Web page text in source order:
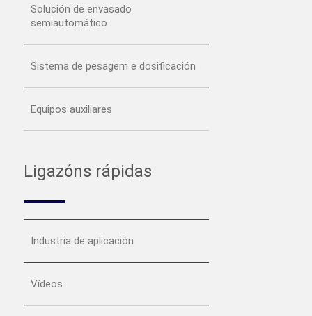
Solución de envasado
semiautomático
Sistema de pesagem e dosificación
Equipos auxiliares
Ligazóns rápidas
Industria de aplicación
Vídeos